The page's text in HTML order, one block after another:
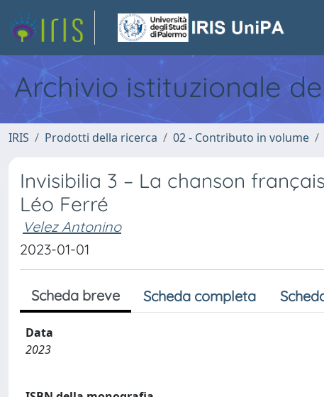
Archivio istituzionale
IRIS Prodotti della ricerca 02 - Contributo in volume
Invisibilia 3 – La chanson
Léo Ferré
Velez Antonino
2023-01-01
Scheda breve Scheda completa
Data
2023